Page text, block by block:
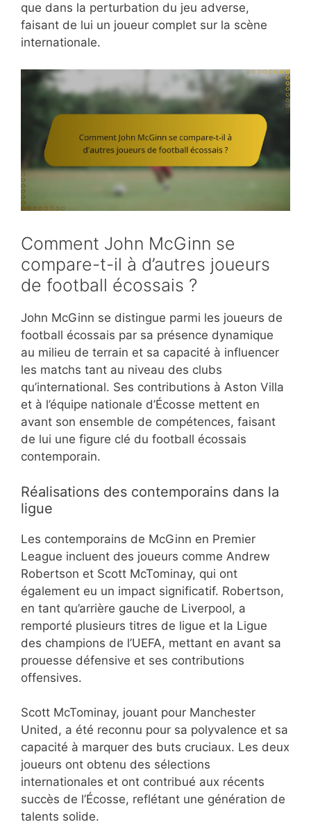
que dans la perturbation du jeu adverse,
faisant de lui un joueur complet sur la scène
internationale.
Comment John McGinn se
compare-t-il à d’autres joueurs
de football écossais ?
John McGinn se distingue parmi les joueurs de
football écossais par sa présence dynamique
au milieu de terrain et sa capacité à influencer
les matchs tant au niveau des clubs
qu’international. Ses contributions à Aston Villa
et à l’équipe nationale d’Écosse mettent en
avant son ensemble de compétences, faisant
de lui une figure clé du football écossais
contemporain.
Réalisations des contemporains dans la
ligue
Les contemporains de McGinn en Premier
League incluent des joueurs comme Andrew
Robertson et Scott McTominay, qui ont
également eu un impact significatif. Robertson,
en tant qu’arrière gauche de Liverpool, a
remporté plusieurs titres de ligue et la Ligue
des champions de l’UEFA, mettant en avant sa
prouesse défensive et ses contributions
offensives.
Scott McTominay, jouant pour Manchester
United, a été reconnu pour sa polyvalence et sa
capacité à marquer des buts cruciaux. Les deux
joueurs ont obtenu des sélections
internationales et ont contribué aux récents
succès de l’Écosse, reflétant une génération de
talents solide.